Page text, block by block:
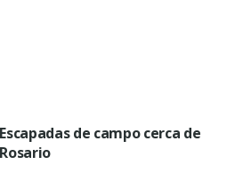
Escapadas de campo cerca de
Rosario